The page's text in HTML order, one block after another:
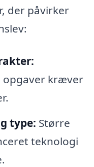
der påvirker
opgaver kræver
type: Større
teknologi